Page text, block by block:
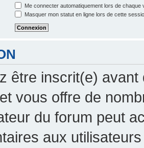
Me connecter automatiquement lors de chaque
Masquer mon statut en ligne lors de cette
être inscrit(e) avant
vous offre de
du forum peut
aux